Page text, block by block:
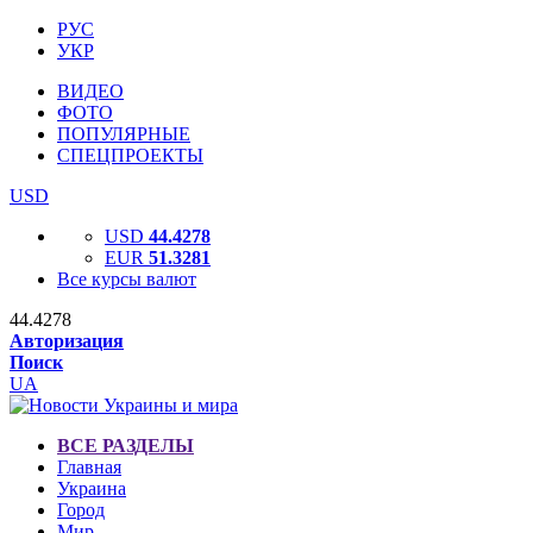
РУС
УКР
ВИДЕО
ФОТО
ПОПУЛЯРНЫЕ
СПЕЦПРОЕКТЫ
USD
USD 44.4278
EUR 51.3281
Все курсы валют
44.4278
Авторизация
Поиск
UA
ВСЕ РАЗДЕЛЫ
Главная
Украина
Город